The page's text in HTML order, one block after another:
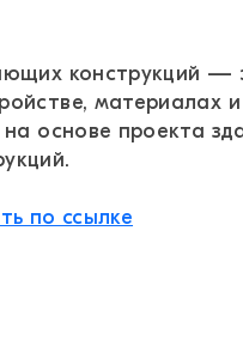
конструкций —
материалах
основе проекта
по ссылке